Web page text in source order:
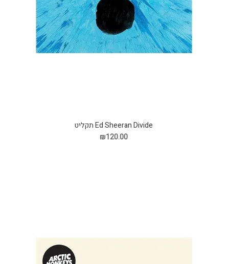
Ed Sheeran Divide תקליט
₪120.00